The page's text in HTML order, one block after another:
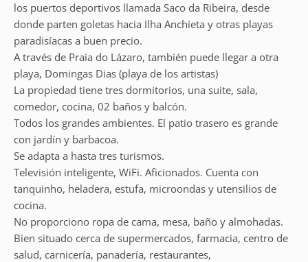
los puertos deportivos llamada Saco da Ribeira, desde
donde parten goletas hacia Ilha Anchieta y otras playas
paradisíacas a buen precio.
A través de Praia do Lázaro, también puede llegar a otra
playa, Domingas Dias (playa de los artistas)
La propiedad tiene tres dormitorios, una suite, sala,
comedor, cocina, 02 baños y balcón.
Todos los grandes ambientes. El patio trasero es grande
con jardín y barbacoa.
Se adapta a hasta tres turismos.
Televisión inteligente, WiFi. Aficionados. Cuenta con
tanquinho, heladera, estufa, microondas y utensilios de
cocina.
No proporciono ropa de cama, mesa, baño y almohadas.
Bien situado cerca de supermercados, farmacia, centro de
salud, carnicería, panadería, restaurantes,